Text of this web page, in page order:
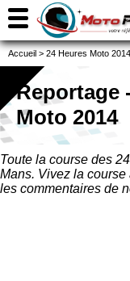
Accueil > 24 Heures Moto 2014
Reportage
Moto 2014
Toute la course des
Mans. Vivez la
les commentaires de